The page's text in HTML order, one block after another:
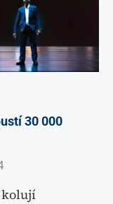
30 000
kolují